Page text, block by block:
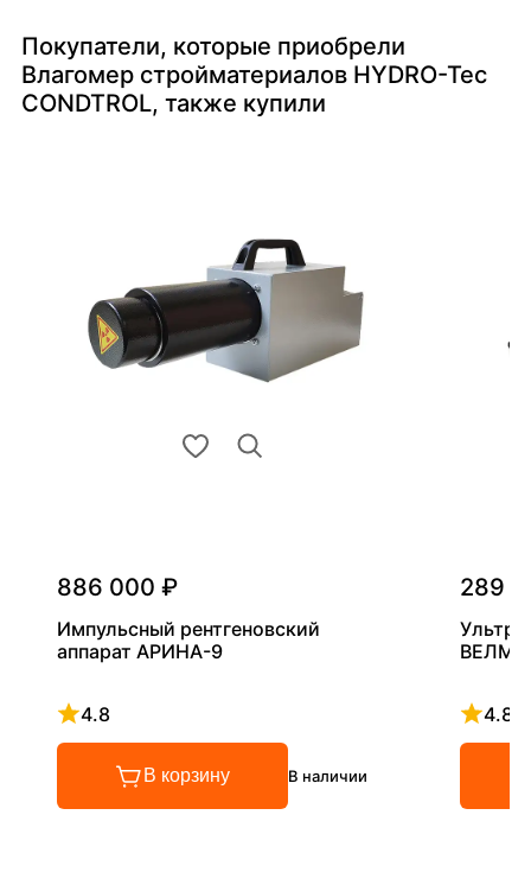
Покупатели, которые приобрели
Влагомер стройматериалов HYDRO-Tec
CONDTROL, также купили
886 000 ₽
Импульсный рентгеновский
аппарат АРИНА-9
4.8
Рейтинг 4.8 из 5
В корзину В наличии
289
4.8